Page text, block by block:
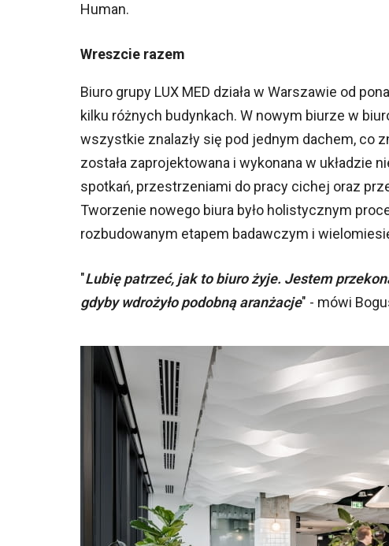
Human.
Wreszcie razem
Biuro grupy LUX MED działa w Warszawie od
kilku różnych budynkach. W nowym biurze w
wszystkie znalazły się pod jednym dachem, co
została zaprojektowana i wykonana w układzie
spotkań, przestrzeniami do pracy cichej oraz
Tworzenie nowego biura było holistycznym
rozbudowanym etapem badawczym i
"Lubię patrzeć, jak to biuro żyje. Jestem
gdyby wdrożyło podobną aranżacje" - mówi